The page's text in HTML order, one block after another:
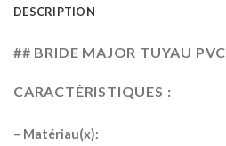
DESCRIPTION
## BRIDE MAJOR TUYAU PVC
CARACTÉRISTIQUES :
– Matériau(x):